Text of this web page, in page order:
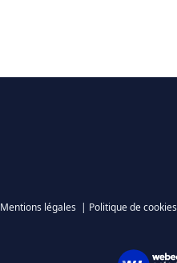
Mentions légales | Politique de cookies